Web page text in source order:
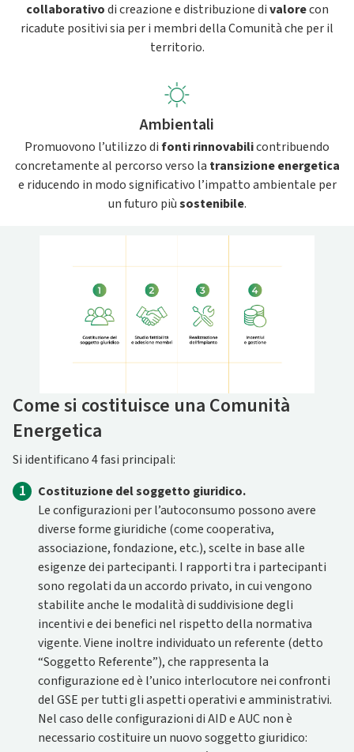
collaborativodi creazione e distribuzione divalorecon
ricadute positivi sia per i membri della Comunità che per il
territorio.
Ambientali
Promuovono l’utilizzo difonti rinnovabilicontribuendo
concretamente al percorso verso la transizione energetica
e riducendo in modo significativo l’impatto ambientale per
un futuro piùsostenibile.
Come si costituisce una Comunità
Energetica
Si identificano 4 fasi principali:
1
Costituzione del soggetto giuridico.
Le configurazioni per l’autoconsumo possono avere
diverse forme giuridiche (come cooperativa,
associazione, fondazione, etc.), scelte in base alle
esigenze dei partecipanti. I rapporti tra i partecipanti
sono regolati da un accordo privato, in cui vengono
stabilite anche le modalità di suddivisione degli
incentivi e dei benefici nel rispetto della normativa
vigente. Viene inoltre individuato un referente (detto
“Soggetto Referente”), che rappresenta la
configurazione ed è l’unico interlocutore nei confronti
del GSE per tutti gli aspetti operativi e amministrativi.
Nel caso delle configurazioni di AID e AUC non è
necessario costituire un nuovo soggetto giuridico: